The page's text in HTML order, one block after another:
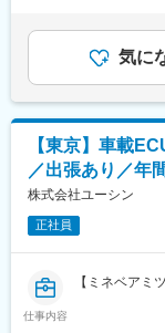
インド拠点実
※東京の拠点
全て遠隔にな
■企業の特徴／
商社機能を持
開。現場改善
す。
■やりがい・魅
自身が開発に
キシフター、
ーシンが従来
果によって生
ることができ
また、10年15
もできます。
■出張頻度：
年数回程度。
気に
【東京】車載
／出張あり／年
株式会社ユーシン
正社員
仕事内容
【ミネベアミ